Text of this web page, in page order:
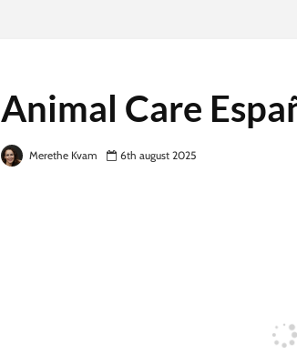
Animal Care
Merethe Kvam 6th august 2025